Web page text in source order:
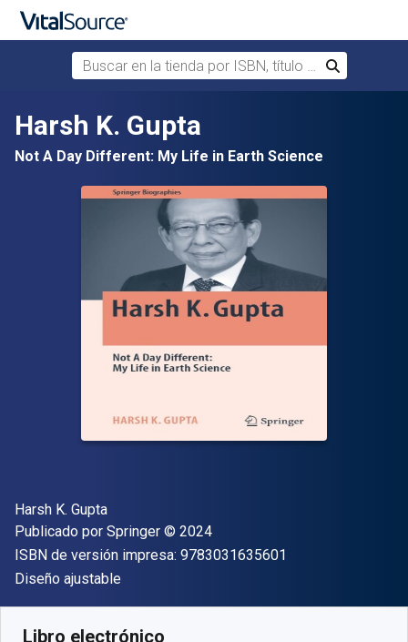
Saltar al contenido principal
Buscar en la tienda por ISBN, título o autor
Buscar
Harsh K. Gupta
Not A Day Different: My Life in Earth Science
Autor(es)
Harsh K. Gupta
Editor
Publicado por Springer Copyright
© 2024
ISBN de versión impresa: 9783031635601
Formato
Diseño ajustable
Libro electrónico